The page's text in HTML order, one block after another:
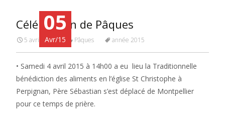
05
Avr/15
Célébration de Pâques
5 avril 2015 Pâques année 2015
• Samedi 4 avril 2015 à 14h00 a eu lieu la Traditionnelle
bénédiction des aliments en l’église St Christophe à
Perpignan, Père Sébastian s’est déplacé de Montpellier
pour ce temps de prière.